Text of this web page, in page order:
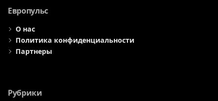
Европульс
О нас
Политика конфиденциальности
Партнеры
Рубрики